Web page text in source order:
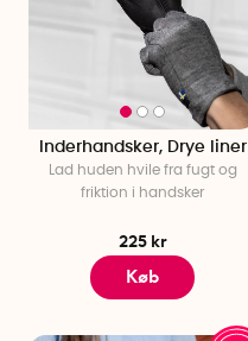
Inderhandsker, Drye liner
Lad huden hvile fra fugt og
friktion i handsker
225 kr
Køb